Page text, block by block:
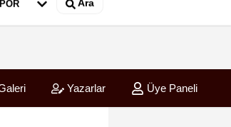
Ara
Yazarlar Üye Paneli